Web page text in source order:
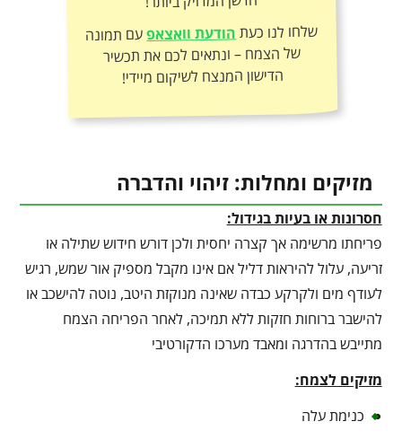
שלחו לנו כעתהודעת וואצאפעם תמונה
של הצמח – ונתאים לכם את תכשיר
הדישון המנצח לשיקום מיידי!
מזיקים ומחלות: זיהוי והדברה
חסרונות או בעיות בגידול:
פריחתו מרשימה אך קצרה יחסית ולכן דורש חידוש שתילה או
זריעה, עלול להיראות דליל אם אינו מקבל מספיק אור שמש, רגיש
לעודף מים ולקרקע כבדה שאינה מנוקזת היטב, נוטה להישכב או
להישבר ברוחות חזקות ללא תמיכה, לאחר הפריחה הצמח
מתייבש בהדרגה ומאבד מערכו הדקורטיבי
מזיקים לצמח:
כנימת עלה